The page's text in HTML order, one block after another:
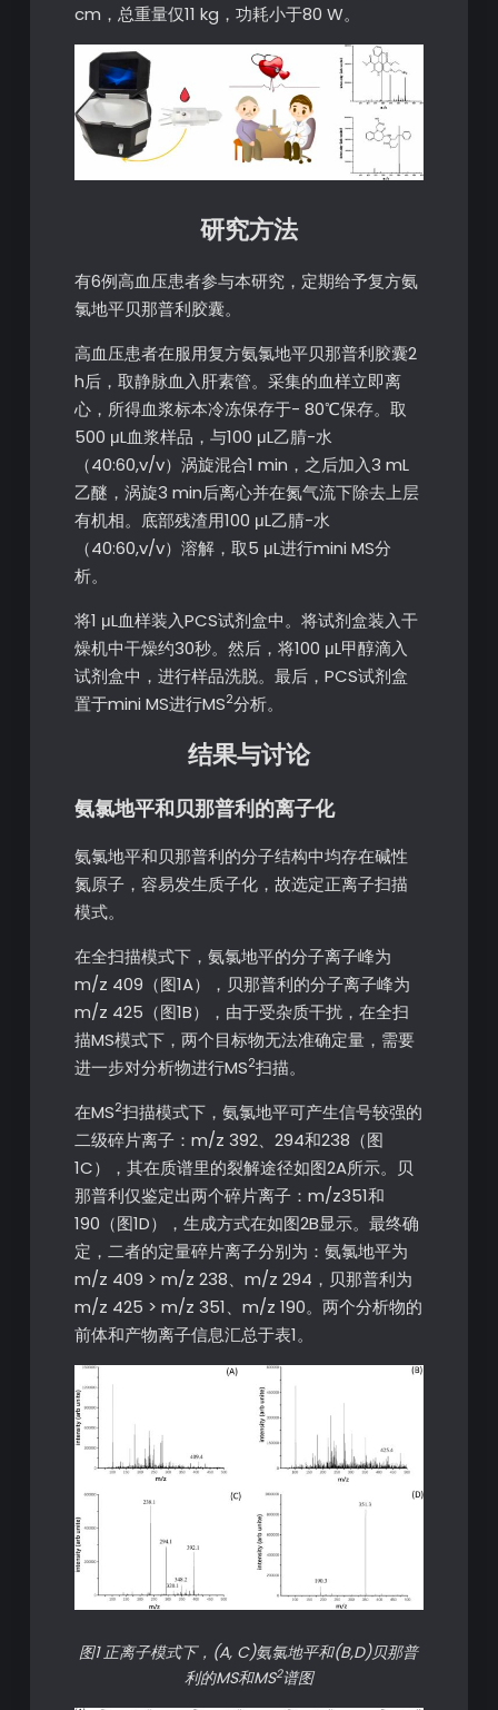
cm，总重量仅11 kg，功耗小于80 W。
研究方法
有6例高血压患者参与本研究，定期给予复方氨
氯地平贝那普利胶囊。
高血压患者在服用复方氨氯地平贝那普利胶囊2
h后，取静脉血入肝素管。采集的血样立即离
心，所得血浆标本冷冻保存于- 80℃保存。取
500 μL血浆样品，与100 μL乙腈-水
（40:60,v/v）涡旋混合1 min，之后加入3 mL
乙醚，涡旋3 min后离心并在氮气流下除去上层
有机相。底部残渣用100 μL乙腈-水
（40:60,v/v）溶解，取5 μL进行mini MS分
析。
将1 μL血样装入PCS试剂盒中。将试剂盒装入干
燥机中干燥约30秒。然后，将100 μL甲醇滴入
试剂盒中，进行样品洗脱。最后，PCS试剂盒
置于mini MS进行MS2分析。
结果与讨论
氨氯地平和贝那普利的离子化
氨氯地平和贝那普利的分子结构中均存在碱性
氮原子，容易发生质子化，故选定正离子扫描
模式。
在全扫描模式下，氨氯地平的分子离子峰为
m/z 409（图1A），贝那普利的分子离子峰为
m/z 425（图1B），由于受杂质干扰，在全扫
描MS模式下，两个目标物无法准确定量，需要
进一步对分析物进行MS2扫描。
在MS2扫描模式下，氨氯地平可产生信号较强的
二级碎片离子：m/z 392、294和238（图
1C），其在质谱里的裂解途径如图2A所示。贝
那普利仅鉴定出两个碎片离子：m/z351和
190（图1D），生成方式在如图2B显示。最终确
定，二者的定量碎片离子分别为：氨氯地平为
m/z 409 > m/z 238、m/z 294，贝那普利为
m/z 425 > m/z 351、m/z 190。两个分析物的
前体和产物离子信息汇总于表1。
图1 正离子模式下，(A, C)氨氯地平和(B,D)贝那普
利的MS和MS2谱图